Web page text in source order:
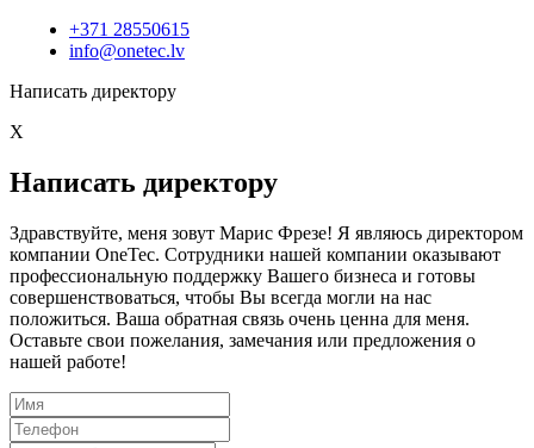
+371 28550615
info@onetec.lv
Написать директору
X
Написать директору
Здравствуйте, меня зовут Марис Фрезе! Я являюсь директором
компании OneTec. Сотрудники нашей компании оказывают
профессиональную поддержку Вашего бизнеса и готовы
совершенствоваться, чтобы Вы всегда могли на нас
положиться. Ваша обратная связь очень ценна для меня.
Оставьте свои пожелания, замечания или предложения о
нашей работе!